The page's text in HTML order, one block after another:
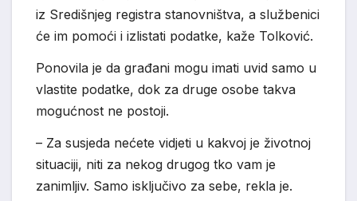
iz Središnjeg registra stanovništva, a službenici
će im pomoći i izlistati podatke, kaže Tolković.
Ponovila je da građani mogu imati uvid samo u
vlastite podatke, dok za druge osobe takva
mogućnost ne postoji.
– Za susjeda nećete vidjeti u kakvoj je životnoj
situaciji, niti za nekog drugog tko vam je
zanimljiv. Samo isključivo za sebe, rekla je.